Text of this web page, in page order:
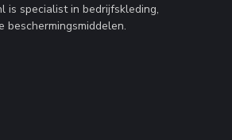
is specialist in bedrijfskleding,
beschermingsmiddelen.